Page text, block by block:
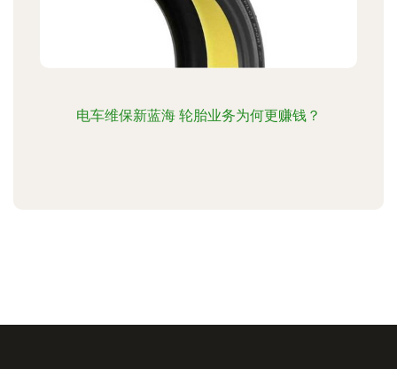
电车维保新蓝海 轮胎业务为何更赚钱？